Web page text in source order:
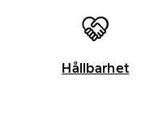
Hållbarhet